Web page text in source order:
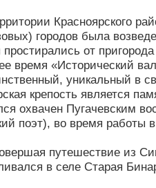
Красноярского
городов была
от
время «Исторический
уникальный в
крепость является
охвачен Пугачевским
поэт), во время работы
путешествие из
в селе Старая